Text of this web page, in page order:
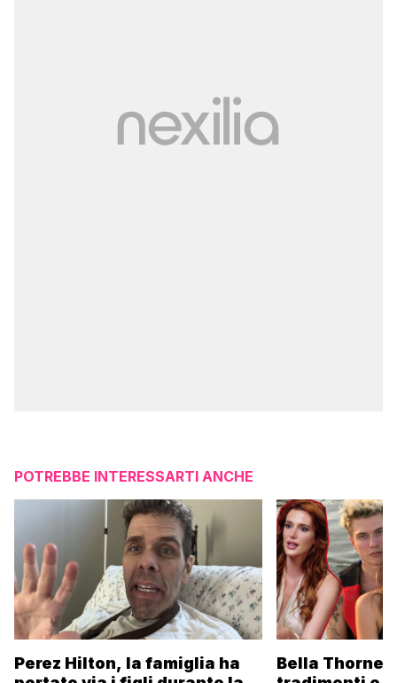
POTREBBE INTERESSARTI ANCHE
Perez Hilton, la famiglia ha
Bella Thorne